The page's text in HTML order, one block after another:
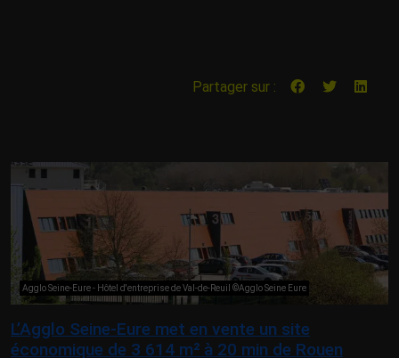
Partager sur :
Agglo Seine-Eure - Hôtel d'entreprise de Val-de-Reuil ©Agglo Seine Eure
L’Agglo Seine-Eure met en vente un site
économique de 3 614 m² à 20 min de Rouen